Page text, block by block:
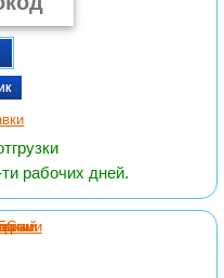
рабочих дней.